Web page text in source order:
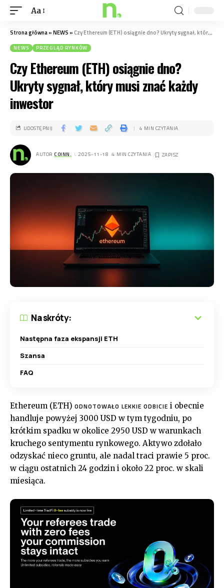
Aa
Strona główna»NEWS » Czy Ethereum (ETH) osiągnie dno? Ukryty sygnał, który musi znać każdy inwestor
NEWS PRZEGLĄD RYNKÓW
Czy Ethereum (ETH) osiągnie dno?
Ukryty sygnał, który musi znać każdy
inwestor
AUTOR COINN. . 2025-11-18 4 MIN CZYTANIA
UDOSTĘPNIJ 4 MIN CZYTANIA
Na skróty:
Następna faza ekspansji ETH
Szansa
FAQ
Ethereum (ETH) ODNOTOWAŁO LEKKIE ODBICIE i obecnie
handluje powyżej 3000 USD w tym tygodniu, po
krótkim spadku w okolice 2950 USD w warunkach
kruchego sentymentu rynkowego. Aktywo zdołało
odzyskać nieco gruntu, ale nadal traci prawie 5 proc.
w ciągu ostatnich 24 godzin i około 22 proc. w skali
miesiąca.